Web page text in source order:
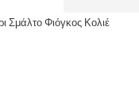
Σμάλτο Φιόγκος Κολιέ